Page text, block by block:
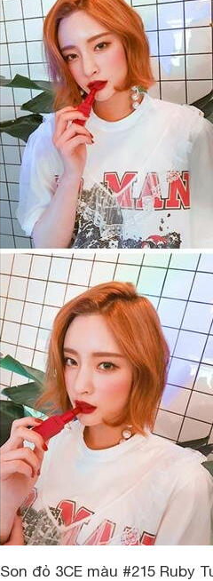
Son đỏ 3CE màu #215 Ruby